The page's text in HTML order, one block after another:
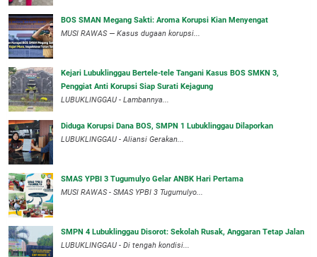
BOS SMAN Megang Sakti: Aroma Korupsi Kian Menyengat
MUSI RAWAS — Kasus dugaan korupsi...
Kejari Lubuklinggau Bertele-tele Tangani Kasus BOS SMKN 3,
Penggiat Anti Korupsi Siap Surati Kejagung
LUBUKLINGGAU - Lambannya...
Diduga Korupsi Dana BOS, SMPN 1 Lubuklinggau Dilaporkan
LUBUKLINGGAU - Aliansi Gerakan...
SMAS YPBI 3 Tugumulyo Gelar ANBK Hari Pertama
MUSI RAWAS - SMAS YPBI 3 Tugumulyo...
SMPN 4 Lubuklinggau Disorot: Sekolah Rusak, Anggaran Tetap Jalan
LUBUKLINGGAU - Di tengah kondisi...